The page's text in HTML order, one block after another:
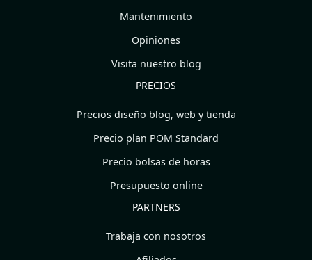
Mantenimiento
Opiniones
Visita nuestro blog
PRECIOS
Precios diseño blog, web y tienda
Precio plan POM Standard
Precio bolsas de horas
Presupuesto online
PARTNERS
Trabaja con nosotros